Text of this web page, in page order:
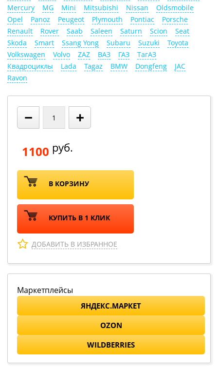
Mercury
MG Mini Mitsubishi Nissan
Oldsmobile
Opel
Panoz Peugeot Plymouth Pontiac
Porsche
Renault
Rover Saab Saleen Saturn Scion
Seat
Skoda
Smart Ssang Yong Subaru Suzuki
Toyota
Volkswagen
Volvo ZAZ ВАЗ ГАЗ
ТагАЗ
Квадроциклы
Lada Tagaz BMW Dongfeng
JAC
Ravon
− +
1100 руб.
В КОРЗИНУ
КУПИТЬ В 1 КЛИК
ДОБАВИТЬ В ИЗБРАННОЕ
Маркетплейсы
ЯНДЕКС.МАРКЕТ
OZON
WILDBERRIES